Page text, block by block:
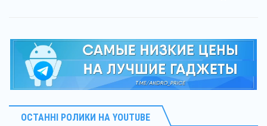
ОСТАННІ РОЛИКИ НА YOUTUBE